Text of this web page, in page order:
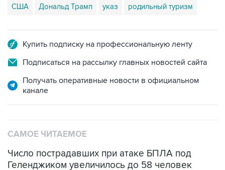
США Дональд Трамп указ родильный туризм
Купить подписку на профессиональную ленту
Подписаться на рассылку главных новостей сайта
Получать оперативные новости в официальном
канале
САМОЕ ЧИТАЕМОЕ
Число пострадавших при атаке БПЛА под
Геленджиком увеличилось до 58 человек